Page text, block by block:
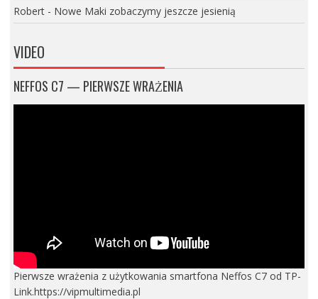
Robert- Nowe Maki zobaczymy jeszcze jesienią
VIDEO
NEFFOS C7 — PIERWSZE WRAŻENIA
Pierwsze wrażenia z użytkowania smartfona Neffos C7 od TP-
Link.https://vipmultimedia.pl